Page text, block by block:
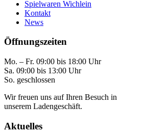
Spielwaren Wichlein
Kontakt
News
Öffnungszeiten
Mo. – Fr. 09:00 bis 18:00 Uhr
Sa. 09:00 bis 13:00 Uhr
So. geschlossen
Wir freuen uns auf Ihren Besuch in
unserem Ladengeschäft.
Aktuelles